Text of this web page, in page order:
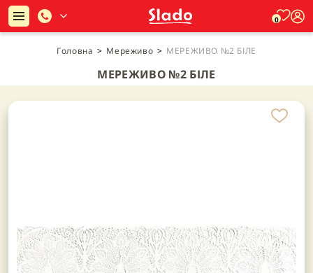
0
Головна > Мереживо > МЕРЕЖИВО №2 БІЛЕ
МЕРЕЖИВО №2 БІЛЕ